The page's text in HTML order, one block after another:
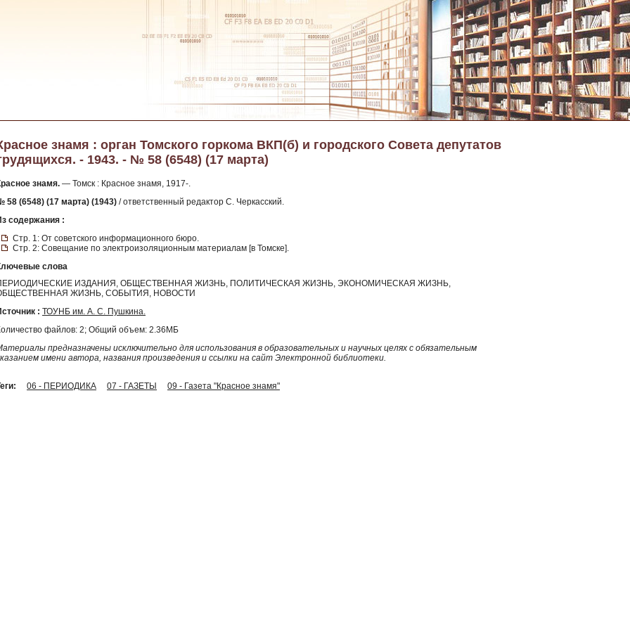
знамя : орган Томского горкома ВКП(б) и городского Совета депутатов
- 1943. - № 58 (6548) (17 марта)
знамя. — Томск : Красное знамя, 1917-.
58 (6548) (17 марта) (1943) / ответственный редактор С. Черкасский.
содержания :
Стр. 1: От советского информационного бюро.
Стр. 2: Совещание по электроизоляционным материалам [в Томске].
слова
ИЗДАНИЯ, ОБЩЕСТВЕННАЯ ЖИЗНЬ, ПОЛИТИЧЕСКАЯ ЖИЗНЬ, ЭКОНОМИЧЕСКАЯ ЖИЗНЬ,
ЖИЗНЬ, СОБЫТИЯ, НОВОСТИ
: ТОУНБ им. А. С. Пушкина.
файлов: 2; Общий объем: 2.36МБ
предназначены исключительно для использования в образовательных и научных целях с обязательным
имени автора, названия произведения и ссылки на сайт Электронной библиотеки.
06 - ПЕРИОДИКА 07 - ГАЗЕТЫ 09 - Газета "Красное знамя"